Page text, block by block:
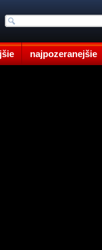
najpozeranejšie